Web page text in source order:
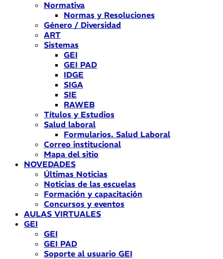
Normativa
Normas y Resoluciones
Género / Diversidad
ART
Sistemas
GEI
GEI PAD
IDGE
SIGA
SIE
RAWEB
Títulos y Estudios
Salud laboral
Formularios. Salud Laboral
Correo institucional
Mapa del sitio
NOVEDADES
Últimas Noticias
Noticias de las escuelas
Formación y capacitación
Concursos y eventos
AULAS VIRTUALES
GEI
GEI
GEI PAD
Soporte al usuario GEI